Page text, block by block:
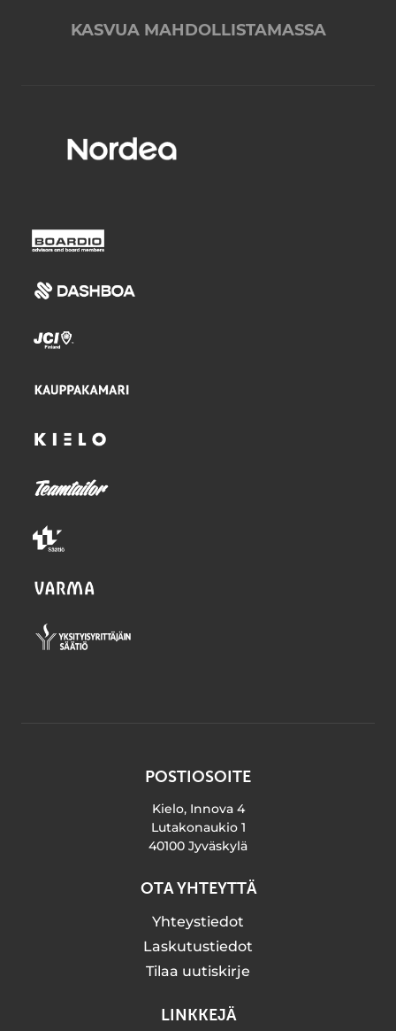
KASVUA MAHDOLLISTAMASSA
POSTIOSOITE
Kielo, Innova 4
Lutakonaukio 1
40100 Jyväskylä
OTA YHTEYTTÄ
Yhteystiedot
Laskutustiedot
Tilaa uutiskirje
LINKKEJÄ